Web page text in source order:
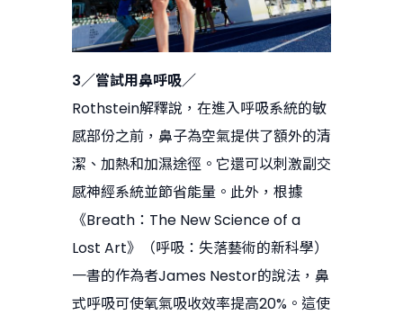
3／嘗試用鼻呼吸／
Rothstein解釋說，在進入呼吸系統的敏
感部份之前，鼻子為空氣提供了額外的清
潔、加熱和加濕途徑。它還可以刺激副交
感神經系統並節省能量。此外，根據
《Breath：The New Science of a
Lost Art》（呼吸：失落藝術的新科學）
一書的作為者James Nestor的說法，鼻
式呼吸可使氧氣吸收效率提高20%。這使